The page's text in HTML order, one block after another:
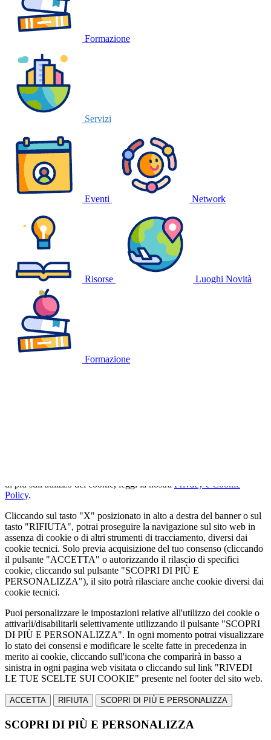
Formazione
Servizi
Eventi Network
Risorse Luoghi Novità
Formazione
di più sull'utilizzo dei cookie, leggi la nostra Privacy e Cookie
Policy.
Cliccando sul tasto "X" posizionato in alto a destra del banner o sul
tasto "RIFIUTA", potrai proseguire la navigazione sul sito web in
assenza di cookie o di altri strumenti di tracciamento, diversi dai
cookie tecnici. Solo previa acquisizione del tuo consenso (cliccando
il pulsante "ACCETTA" o autorizzando il rilascio di specifici
cookie, cliccando sul pulsante "SCOPRI DI PIÙ E
PERSONALIZZA"), il sito potrà rilasciare anche cookie diversi dai
cookie tecnici.
Puoi personalizzare le impostazioni relative all'utilizzo dei cookie o
attivarli/disabilitarli selettivamente utilizzando il pulsante "SCOPRI
DI PIÙ E PERSONALIZZA". In ogni momento potrai visualizzare
lo stato dei consensi e modificare le scelte fatte in precedenza in
merito ai cookie, cliccando sull'icona che comparirà in basso a
sinistra in ogni pagina web visitata o cliccando sul link "RIVEDI
LE TUE SCELTE SUI COOKIE" presente nel footer del sito web.
ACCETTA RIFIUTA SCOPRI DI PIÙ E PERSONALIZZA
SCOPRI DI PIÙ E PERSONALIZZA